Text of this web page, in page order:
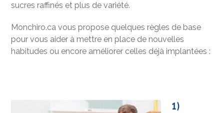
sucres raffinés et plus de variété.
Monchiro.ca vous propose quelques règles de base
pour vous aider à mettre en place de nouvelles
habitudes ou encore améliorer celles déjà implantées :
1)